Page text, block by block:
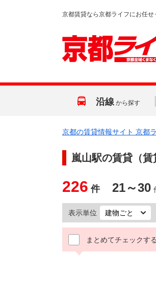
京都賃貸なら京都ライフにお任
沿線 から探す
京都の賃貸情報サイト 京都
嵐山駅の賃貸（賃
226 件 21～30
表示単位
まとめてチェックする